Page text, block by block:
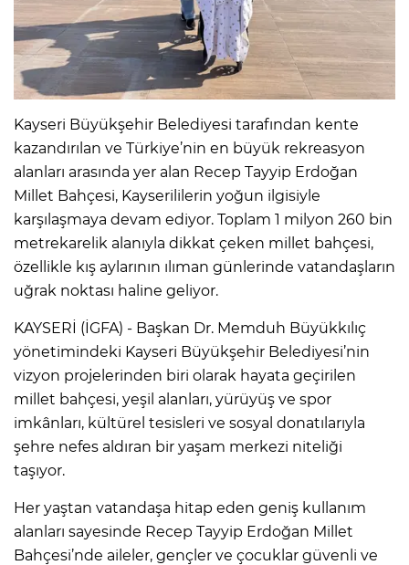
Kayseri Büyükşehir Belediyesi tarafından kente
kazandırılan ve Türkiye’nin en büyük rekreasyon
alanları arasında yer alan Recep Tayyip Erdoğan
Millet Bahçesi, Kayserililerin yoğun ilgisiyle
karşılaşmaya devam ediyor. Toplam 1 milyon 260 bin
metrekarelik alanıyla dikkat çeken millet bahçesi,
özellikle kış aylarının ılıman günlerinde vatandaşların
uğrak noktası haline geliyor.
KAYSERİ (İGFA) - Başkan Dr. Memduh Büyükkılıç
yönetimindeki Kayseri Büyükşehir Belediyesi’nin
vizyon projelerinden biri olarak hayata geçirilen
millet bahçesi, yeşil alanları, yürüyüş ve spor
imkânları, kültürel tesisleri ve sosyal donatılarıyla
şehre nefes aldıran bir yaşam merkezi niteliği
taşıyor.
Her yaştan vatandaşa hitap eden geniş kullanım
alanları sayesinde Recep Tayyip Erdoğan Millet
Bahçesi’nde aileler, gençler ve çocuklar güvenli ve